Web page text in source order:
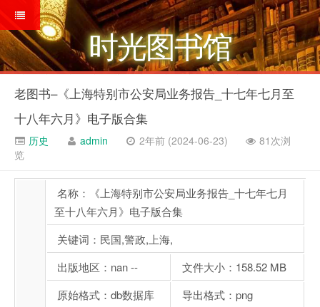
时光图书馆
老图书–《上海特别市公安局业务报告_十七年七月至
十八年六月》电子版合集
历史 admin 2年前 (2024-06-23)
81次浏
览
名称：《上海特别市公安局业务报告_十七年七月
至十八年六月》电子版合集
关键词：民国,警政,上海,
出版地区：nan --
文件大小：158.52 MB
原始格式：db数据库
导出格式：png